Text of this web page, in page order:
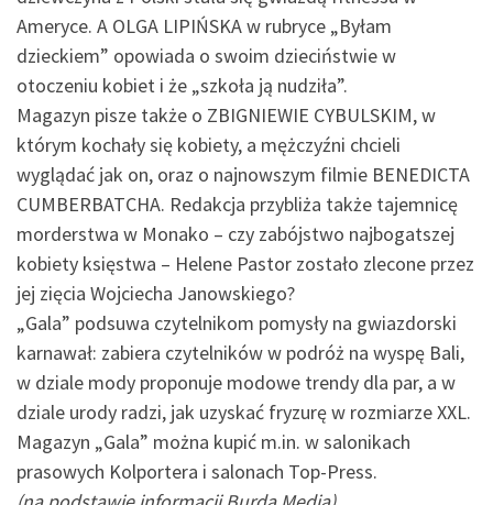
Ameryce. A OLGA LIPIŃSKA w rubryce „Byłam
dzieckiem” opowiada o swoim dzieciństwie w
otoczeniu kobiet i że „szkoła ją nudziła”.
Magazyn pisze także o ZBIGNIEWIE CYBULSKIM, w
którym kochały się kobiety, a mężczyźni chcieli
wyglądać jak on, oraz o najnowszym filmie BENEDICTA
CUMBERBATCHA. Redakcja przybliża także tajemnicę
morderstwa w Monako – czy zabójstwo najbogatszej
kobiety księstwa – Helene Pastor zostało zlecone przez
jej zięcia Wojciecha Janowskiego?
„Gala” podsuwa czytelnikom pomysły na gwiazdorski
karnawał: zabiera czytelników w podróż na wyspę Bali,
w dziale mody proponuje modowe trendy dla par, a w
dziale urody radzi, jak uzyskać fryzurę w rozmiarze XXL.
Magazyn „Gala” można kupić m.in. w salonikach
prasowych Kolportera i salonach Top-Press.